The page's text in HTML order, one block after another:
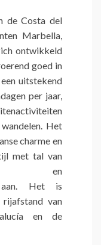
de Costa del
Marbella,
ontwikkeld
goed in
uitstekend
per jaar,
Het
charme en
met tal van
en
aan. Het is
van
en de